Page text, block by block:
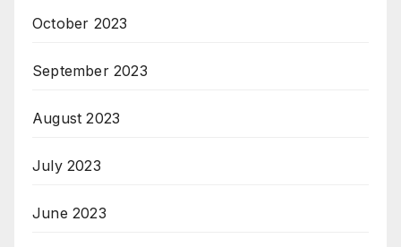
October 2023
September 2023
August 2023
July 2023
June 2023